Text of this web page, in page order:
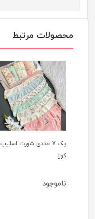
محصولات مرتبط
پک 7 عددی شورت اسلیپ
کوزا
ناموجود